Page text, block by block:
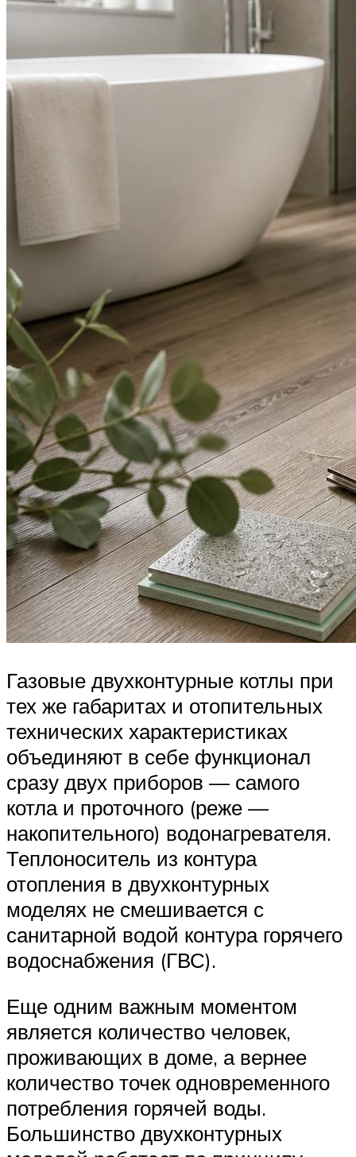
Газовые двухконтурные котлы при
тех же габаритах и отопительных
технических характеристиках
объединяют в себе функционал
сразу двух приборов — самого
котла и проточного (реже —
накопительного) водонагревателя.
Теплоноситель из контура
отопления в двухконтурных
моделях не смешивается с
санитарной водой контура горячего
водоснабжения (ГВС).
Еще одним важным моментом
является количество человек,
проживающих в доме, а вернее
количество точек одновременного
потребления горячей воды.
Большинство двухконтурных